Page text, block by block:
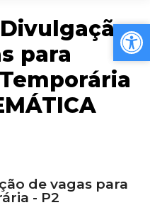
para
de vagas para
- P2